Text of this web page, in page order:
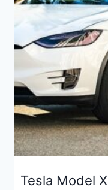
Tesla Model X